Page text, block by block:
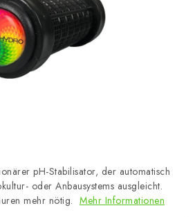
AGB
Impressum
pH-Stabilisator, der automatisch
oder Anbausystems ausgleicht.
mehr nötig. Mehr Informationen